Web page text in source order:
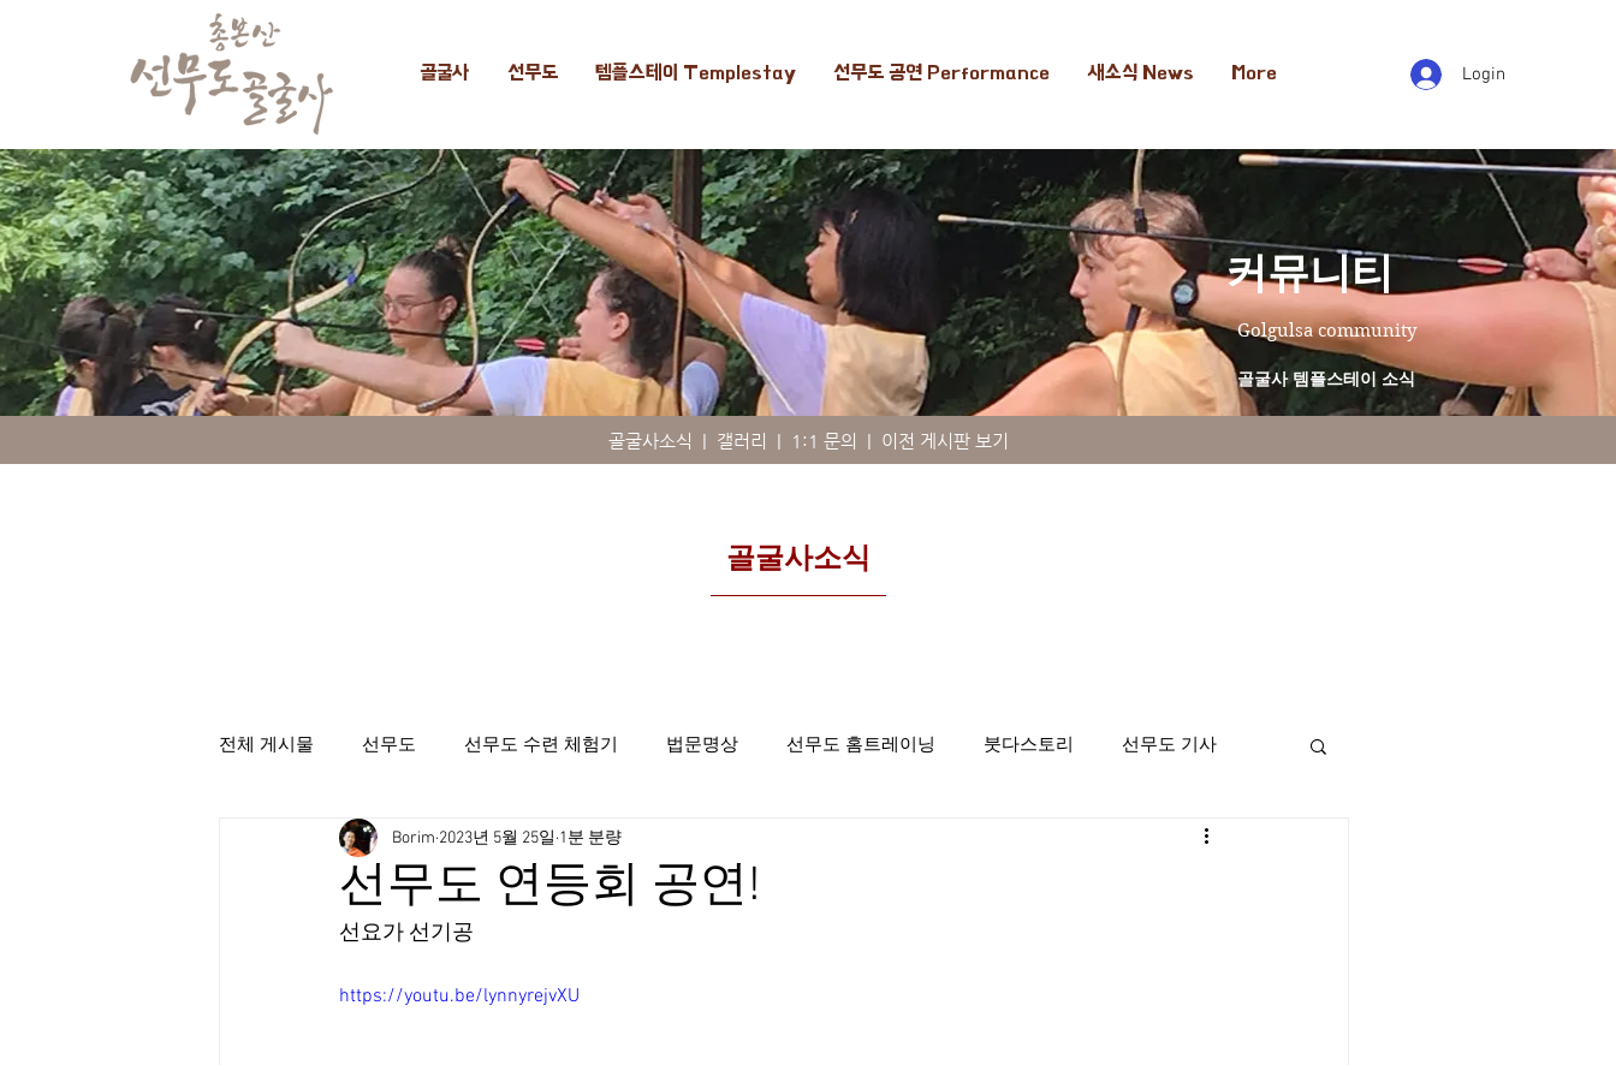
골굴사 선무도 템플스테이 Templestay 선무도 공연 Performance 새소식 News More Login
​커뮤니티
Golgulsa community
골굴사 템플스테이 소식
골굴사소식 | 갤러리 | 1:1 문의 | 이전 게시판 보기
​골굴사소식
전체 게시물 선무도 선무도 수련 체험기 법문명상 선무도 홈트레이닝 붓다스토리 선무도 기사
선무도총본산골굴사 시명상 선무도사진
선무도 연등회 공연!
Borim 2023년 5월 25일 1분 분량
선요가 선기공
https://youtu.be/lynnyrejvXU